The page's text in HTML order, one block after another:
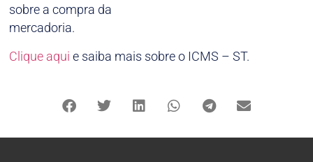
sobre a compra da
mercadoria.
Clique aqui e saiba mais sobre o ICMS – ST.